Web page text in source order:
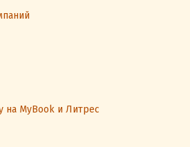
на MyBook и Литрес